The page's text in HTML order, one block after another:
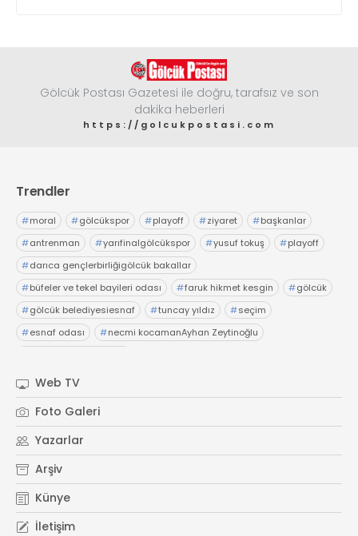
Gölcük Postası Gazetesi ile doğru, tarafsız ve son
dakika heberleri
https://golcukpostasi.com
Trendler
#moral #gölcükspor #playoff #ziyaret #başkanlar
#antrenman #yarıfinalgölcükspor #yusuf tokuş #playoff
#darıca gençlerbirliğigölcük bakallar
#büfeler ve tekel bayileri odası #faruk hikmet kesgin #gölcük
#gölcük belediyesiesnaf #tuncay yıldız #seçim
#esnaf odası #necmi kocamanAyhan Zeytinoğlu
Web TV
Foto Galeri
Yazarlar
Arşiv
Künye
İletişim